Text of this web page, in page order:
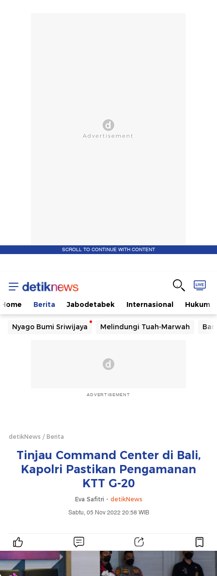
SCROLL TO CONTINUE WITH CONTENT
Home Berita Jabodetabek Internasional Hukum
Nyago Bumi Sriwijaya Melindungi Tuah-Marwah
ADVERTISEMENT
detikNews Berita
Tinjau Command Center di Bali,
Kapolri Pastikan Pengamanan
KTT G-20
Eva Safitri - detikNews
Sabtu, 05 Nov 2022 20:58 WIB